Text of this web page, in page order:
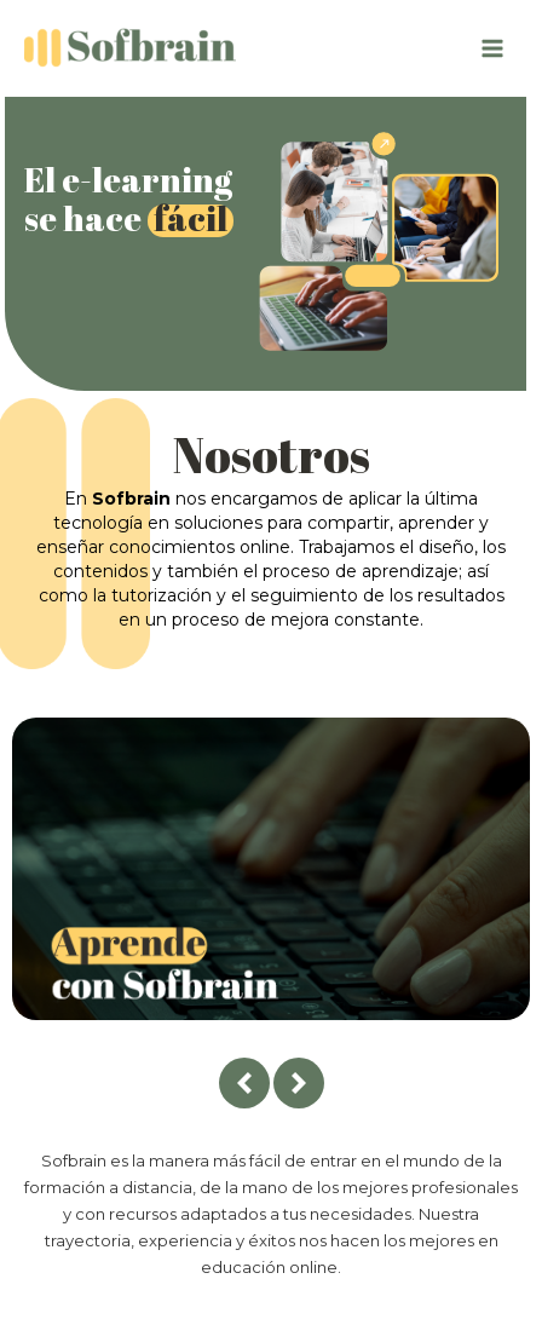
contenido
El e-learning
se hace fácil
Nosotros
En Sofbrain nos encargamos de aplicar la última
tecnología en soluciones para compartir, aprender y
enseñar conocimientos online. Trabajamos el diseño, los
contenidos y también el proceso de aprendizaje; así
como la tutorización y el seguimiento de los resultados
en un proceso de mejora constante.
Sofbrain es la manera más fácil de entrar en el mundo de la
formación a distancia, de la mano de los mejores profesionales
y con recursos adaptados a tus necesidades. Nuestra
trayectoria, experiencia y éxitos nos hacen los mejores en
educación online.